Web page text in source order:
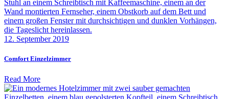
12. September 2019
Comfort Einzelzimmer
Read More